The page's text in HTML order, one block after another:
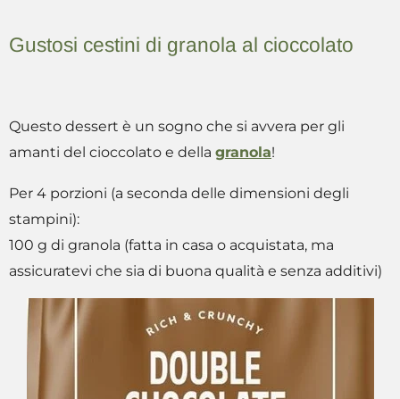
Gustosi cestini di granola al cioccolato
Questo dessert è un sogno che si avvera per gli
amanti del cioccolato e della granola!
Per 4 porzioni (a seconda delle dimensioni degli
stampini):
100 g di granola (fatta in casa o acquistata, ma
assicuratevi che sia di buona qualità e senza additivi)